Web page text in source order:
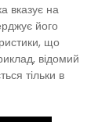
вказує на
його
що
відомий
тільки в